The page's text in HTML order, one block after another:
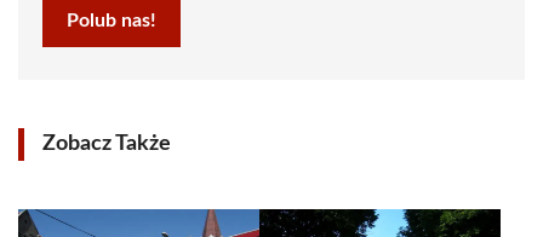
Polub nas!
Zobacz Także